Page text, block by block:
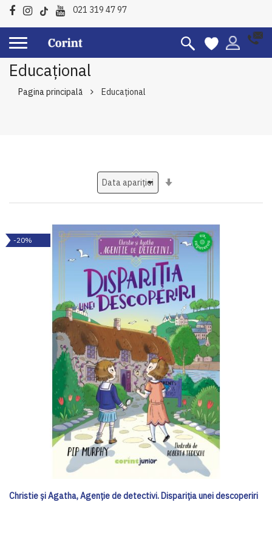
021 319 47 97
Educațional
Pagina principală Educațional
-20%
Christie și Agatha, Agenție de detectivi. Dispariția unei descoperiri